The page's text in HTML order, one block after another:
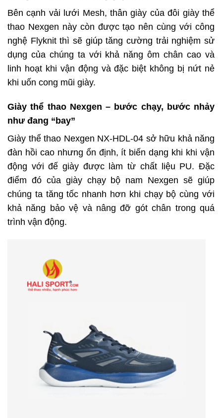
Bên cạnh vải lưới Mesh, thân giày của đôi giày thể
thao Nexgen này còn được tạo nên cùng với công
nghệ Flyknit thì sẽ giúp tăng cường trải nghiệm sử
dụng của chúng ta với khả năng ôm chân cao và
linh hoạt khi vận động và đặc biệt không bị nứt nẻ
khi uốn cong mũi giày.
Giày thể thao Nexgen – bước chạy, bước nhảy
như đang “bay”
Giày thể thao Nexgen NX-HDL-04 sở hữu khả năng
đàn hồi cao nhưng ổn định, ít biến dạng khi khi vận
động với đế giày được làm từ chất liệu PU. Đặc
điểm đó của giày chạy bộ nam Nexgen sẽ giúp
chúng ta tăng tốc nhanh hơn khi chạy bộ cùng với
khả năng bảo vệ và nâng đỡ gót chân trong quá
trình vận động.